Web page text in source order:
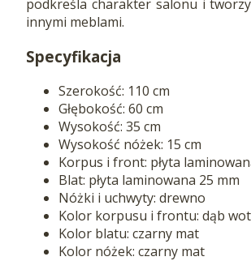
podkreśla charakter salonu i
innymi meblami.
Specyfikacja
Szerokość: 110 cm
Głębokość: 60 cm
Wysokość: 35 cm
Wysokość nóżek: 15 cm
Korpus i front: płyta
Blat: płyta laminowana 25 mm
Nóżki i uchwyty: drewno
Kolor korpusu i frontu: dąb
Kolor blatu: czarny mat
Kolor nóżek: czarny mat